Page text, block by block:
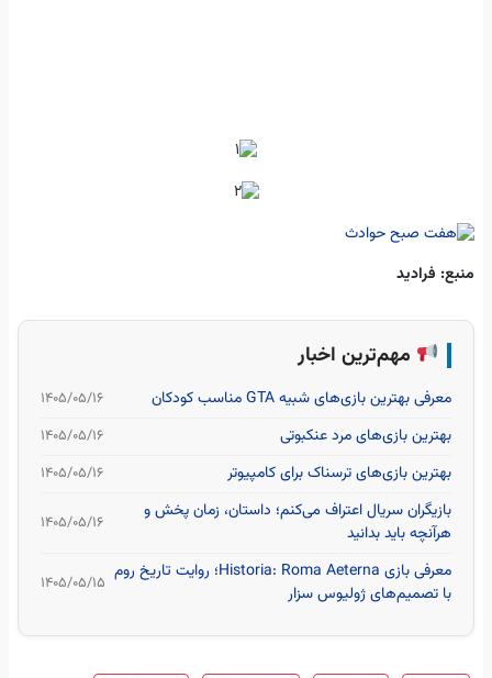
منبع: فرادید
مهم‌ترین اخبار
معرفی بهترین بازی‌های شبیه GTA مناسب کودکان ۱۴۰۵/۰۵/۱۶
بهترین بازی‌های مرد عنکبوتی ۱۴۰۵/۰۵/۱۶
بهترین بازی‌های ترسناک برای کامپیوتر ۱۴۰۵/۰۵/۱۶
بازیگران سریال اعتراف می‌کنم؛ داستان، زمان پخش و
هرآنچه باید بدانید
۱۴۰۵/۰۵/۱۶
معرفی بازی Historia: Roma Aeterna؛ روایت تاریخ روم
با تصمیم‌های ژولیوس سزار
۱۴۰۵/۰۵/۱۵